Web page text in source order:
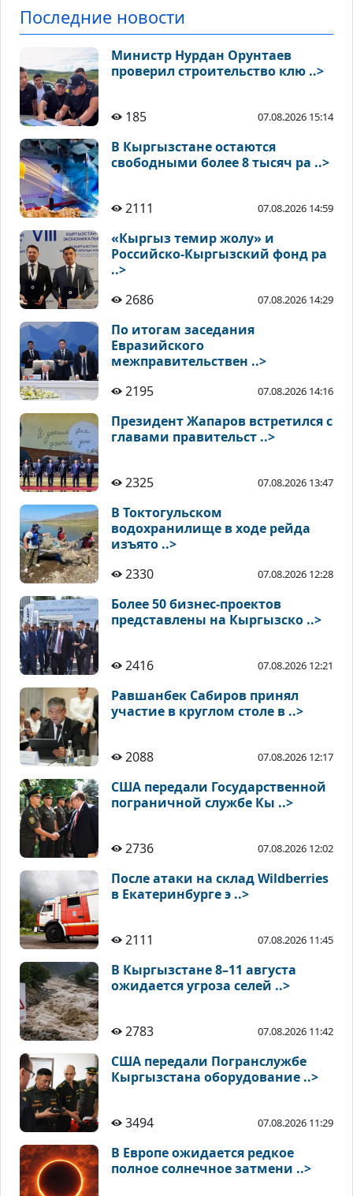
Последние новости
Министр Нурдан Орунтаев
проверил строительство клю ..>
185 07.08.2026 15:14
В Кыргызстане остаются
свободными более 8 тысяч ра ..>
2111 07.08.2026 14:59
«Кыргыз темир жолу» и
Российско-Кыргызский фонд ра
..>
2686
07.08.2026 14:29
По итогам заседания
Евразийского
межправительствен ..>
2195
07.08.2026 14:16
Президент Жапаров встретился с
главами правительст ..>
2325 07.08.2026 13:47
В Токтогульском
водохранилище в ходе рейда
изъято ..>
2330
07.08.2026 12:28
Более 50 бизнес-проектов
представлены на Кыргызско ..>
2416 07.08.2026 12:21
Равшанбек Сабиров принял
участие в круглом столе в ..>
2088 07.08.2026 12:17
США передали Государственной
пограничной службе Кы ..>
2736 07.08.2026 12:02
После атаки на склад Wildberries
в Екатеринбурге э ..>
2111 07.08.2026 11:45
В Кыргызстане 8–11 августа
ожидается угроза селей ..>
2783 07.08.2026 11:42
США передали Погранслужбе
Кыргызстана оборудование ..>
3494 07.08.2026 11:29
В Европе ожидается редкое
полное солнечное затмени ..>